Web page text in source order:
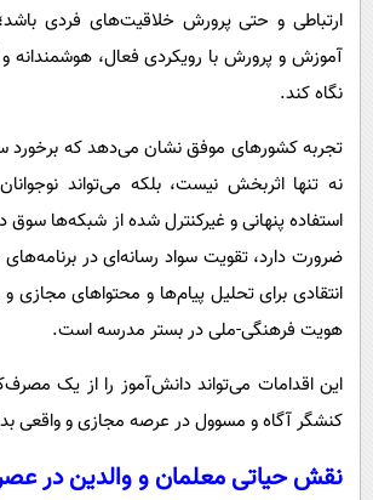
ارتباطی و حتی پرورش خلاقیت‌های فردی
آموزش و پرورش با رویکردی فعال، هوشمندانه
نگاه کند.
تجربه کشورهای موفق نشان می‌دهد که برخورد
نه تنها اثربخش نیست، بلکه می‌تواند
استفاده پنهانی و غیرکنترل شده از شبکه‌ها سوق
ضرورت دارد، تقویت سواد رسانه‌ای در
انتقادی برای تحلیل پیام‌ها و محتواهای
هویت فرهنگی-ملی در بستر مدرسه است.
این اقدامات می‌تواند دانش‌آموز را از یک
کنشگر آگاه و مسوول در عرصه مجازی و واقعی
نقش حیاتی معلمان و والدین در